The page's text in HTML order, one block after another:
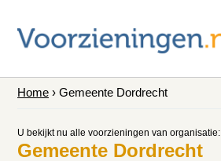
Home › Gemeente Dordrecht
U bekijkt nu alle voorzieningen van organisatie:
Gemeente Dordrecht